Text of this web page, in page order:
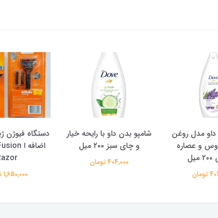
با رایحه خیار
میل
دستگاه فیوژن ژیلت + یدک
اضافه ا Gillette Fusion
Razor
شامپو سوپر
AND
VITALITY حجم 400 میل
291,000 تومان